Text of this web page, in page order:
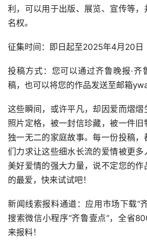
利，可以用于出版、展览、宣传等，
名权。
征集时间：即日起至2025年4月20日
投稿方式：您可以通过齐鲁晚报·齐
稿，也可以将您的作品发送至邮箱
这些瞬间，或许平凡，却因爱而熠熠
照片定格，被一封信珍藏，被一件旧
独一无二的家庭故事。每一份投稿，
们力求让这些细水长流的爱情被更多
美好爱情的强大力量，说不定您的作
的最爱，快来试试吧！
新闻线索报料通道：应用市场下载“
搜索微信小程序“齐鲁壹点”，全省
来报料！